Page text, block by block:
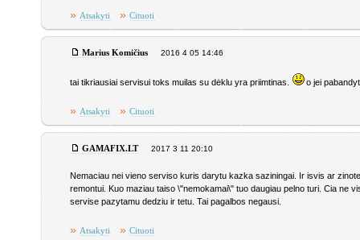
» Atsakyti » Cituoti
Marius Komičius 2016 4 05 14:46
tai tikriausiai servisui toks muilas su dėklu yra priimtinas. o jei
» Atsakyti » Cituoti
GAMAFIX.LT 2017 3 11 20:10
Nemaciau nei vieno serviso kuris darytu kazka saziningai. Ir isvis ar
remontui. Kuo maziau taiso \"nemokamai\" tuo daugiau pelno turi. Cia ne
servise pazytamu dedziu ir tetu. Tai pagalbos negausi.
» Atsakyti » Cituoti